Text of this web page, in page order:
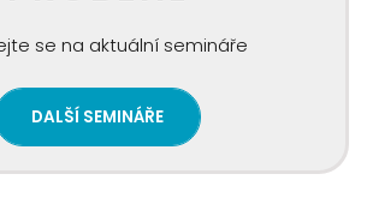
se na aktuální semináře
DALŠÍ SEMINÁŘE